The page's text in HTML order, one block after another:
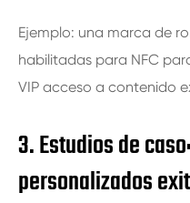
Ejemplo: una marca de
habilitadas para NFC
VIP acceso a contenido
3. Estudios de
personalizados